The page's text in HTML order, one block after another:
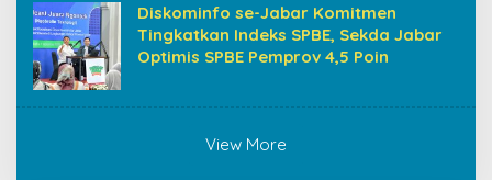
Diskominfo se-Jabar Komitmen
Tingkatkan Indeks SPBE, Sekda Jabar
Optimis SPBE Pemprov 4,5 Poin
View More